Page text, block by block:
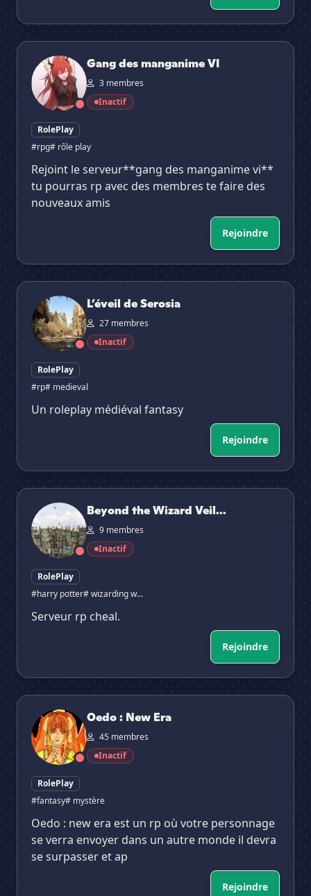
Gang des manganime VI
Gang des manganime VI
3 membres
Inactif
RolePlay
#rpg# rôle play
Rejoint le serveur**gang des manganime vi**
tu pourras rp avec des membres te faire des
nouveaux amis
Rejoindre
L’éveil de Serosia
L’éveil de Serosia
27 membres
Inactif
RolePlay
#rp# medieval
Un roleplay médiéval fantasy
Rejoindre
Beyond the Wizard Veil | RP - Wizarding World |
Beyond the Wizard Veil...
9 membres
Inactif
RolePlay
#harry potter# wizarding w...
Serveur rp cheal.
Rejoindre
Oedo : New Era
Oedo : New Era
45 membres
Inactif
RolePlay
#fantasy# mystère
Oedo : new era est un rp où votre personnage
se verra envoyer dans un autre monde il devra
se surpasser et ap
Rejoindre